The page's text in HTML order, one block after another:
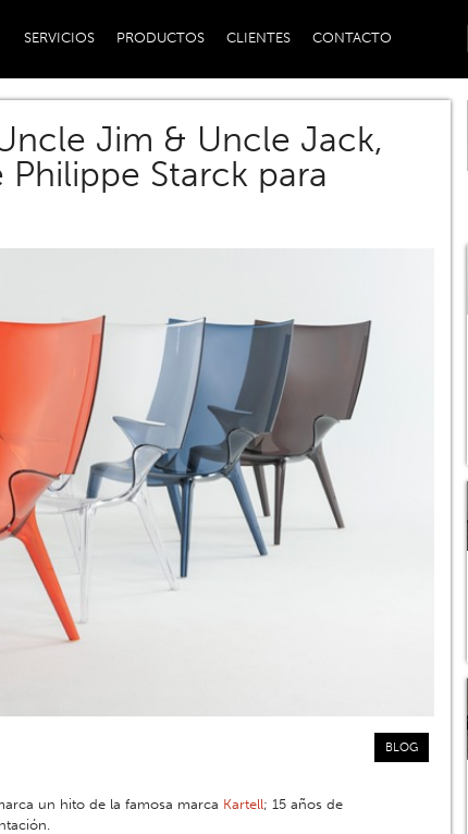
SERVICIOS PRODUCTOS CLIENTES CONTACTO
Jim & Uncle Jack,
Starck para
BLOG
un hito de la famosa marca Kartell; 15 años de